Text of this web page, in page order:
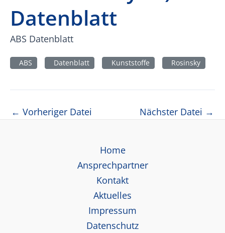
Datenblatt
ABS Datenblatt
ABS Datenblatt Kunststoffe Rosinsky
Beitragsnavigation
← Vorheriger Datei Nächster Datei →
Home
Ansprechpartner
Kontakt
Aktuelles
Impressum
Datenschutz